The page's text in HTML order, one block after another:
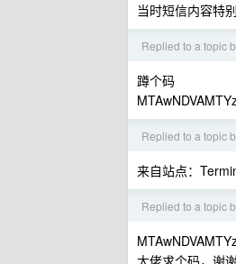
当时短信内容特
Replied to a topic
蹲个码
Replied to a topic
来自站点：
Replied to a topic
大佬求个码，谢